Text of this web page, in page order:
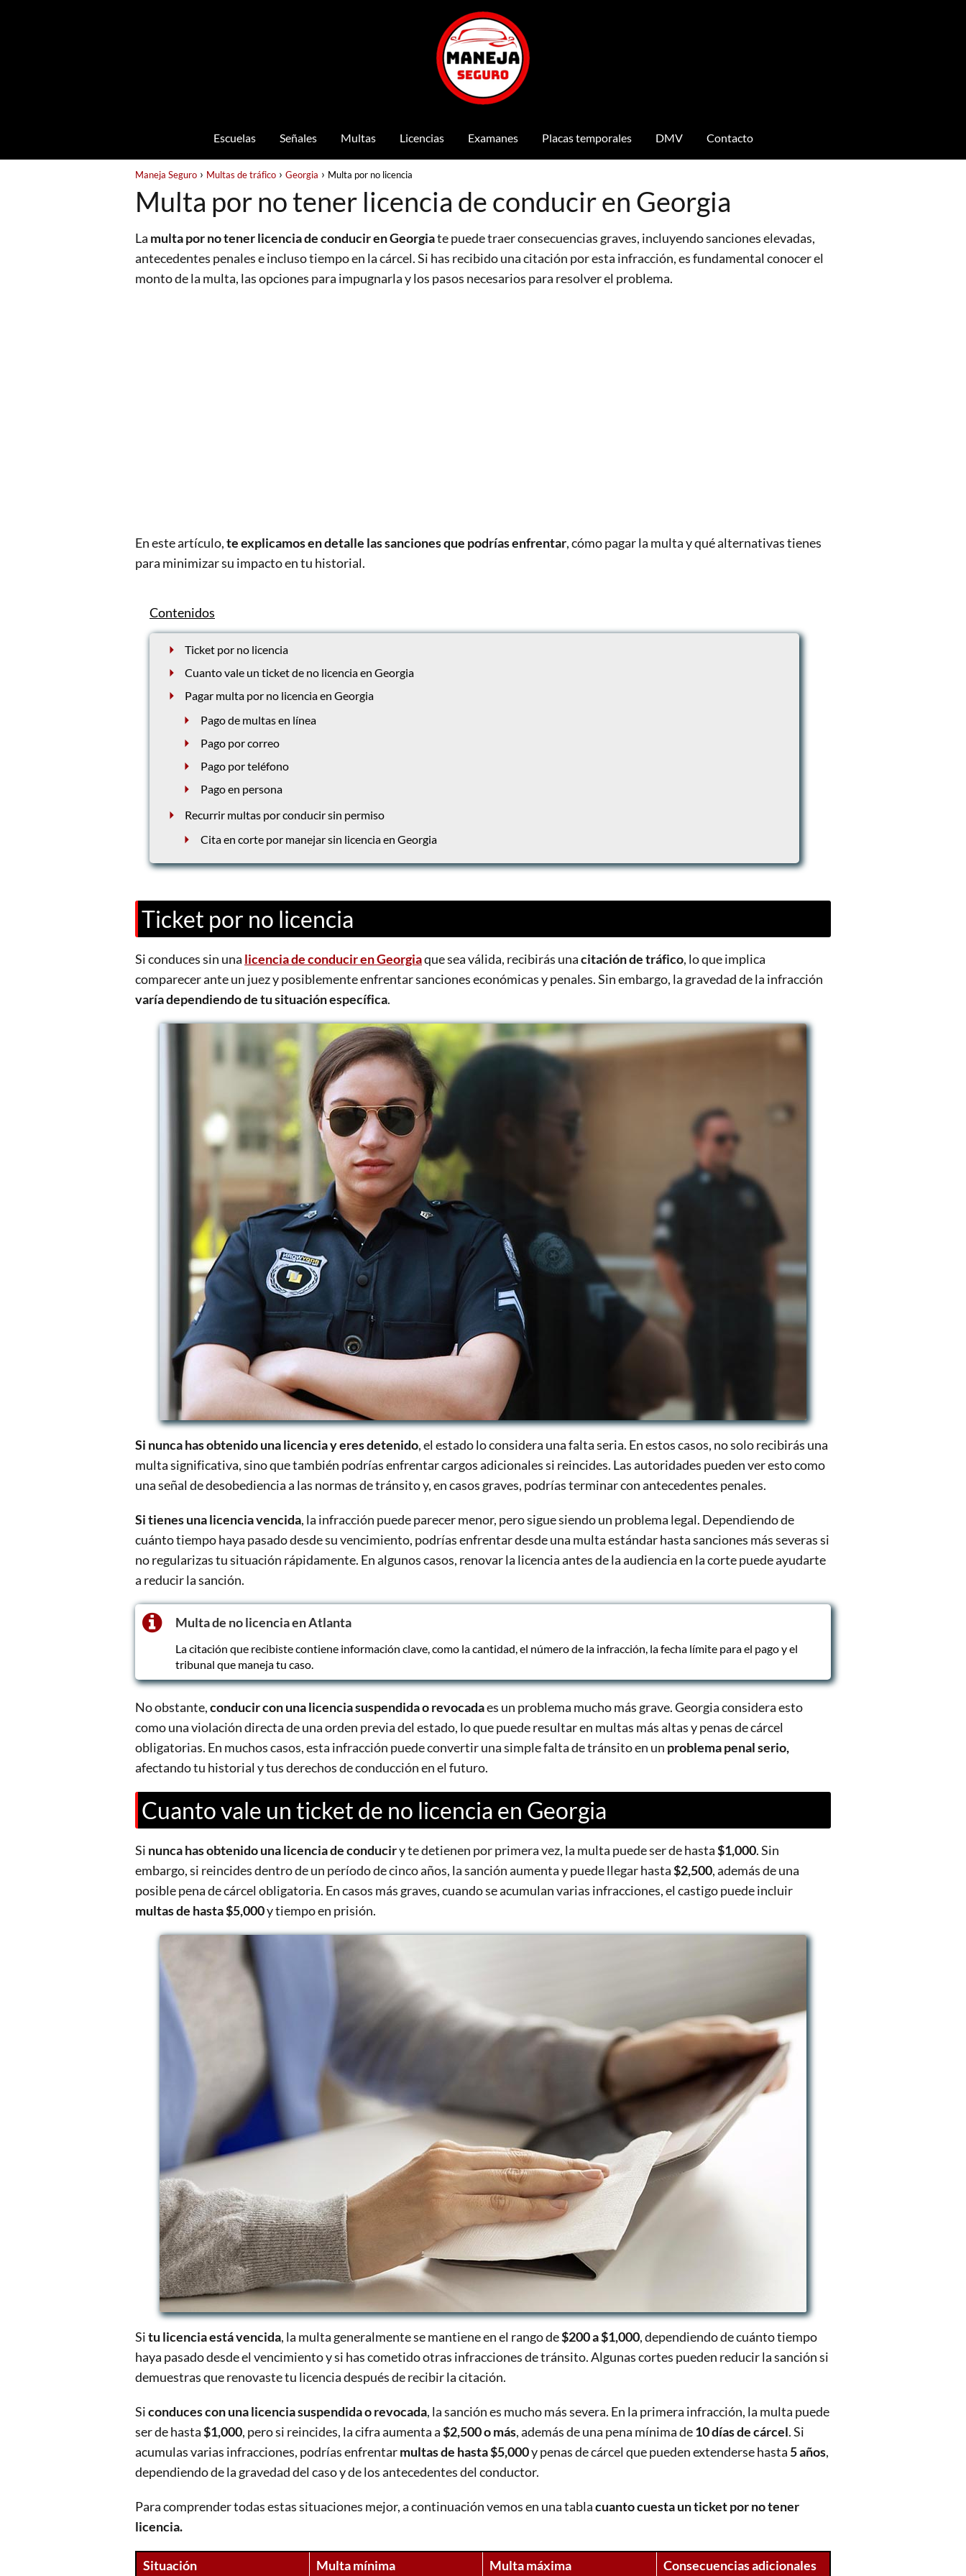
Escuelas Señales Multas Licencias Examanes Placas temporales DMV Contacto
Maneja Seguro Multas de tráfico Georgia Multa por no licencia
Multa por no tener licencia de conducir en Georgia
La multa por no tener licencia de conducir en Georgiate puede traer consecuencias graves, incluyendo sanciones elevadas,
antecedentes penales e incluso tiempo en la cárcel. Si has recibido una citación por esta infracción, es fundamental conocer el
monto de la multa, las opciones para impugnarla y los pasos necesarios para resolver el problema.
En este artículo,te explicamos en detalle las sanciones que podrías enfrentar, cómo pagar la multa y qué alternativas tienes
para minimizar su impacto en tu historial.
Contenidos
Ticket por no licencia
Cuanto vale un ticket de no licencia en Georgia
Pagar multa por no licencia en Georgia
Pago de multas en línea
Pago por correo
Pago por teléfono
Pago en persona
Recurrir multas por conducir sin permiso
Cita en corte por manejar sin licencia en Georgia
Ticket por no licencia
Si conduces sin una licencia de conducir en Georgiaque sea válida, recibirás unacitación de tráfico, lo que implica
comparecer ante un juez y posiblemente enfrentar sanciones económicas y penales. Sin embargo, la gravedad de la infracción
varía dependiendo de tu situación específica.
Si nunca has obtenido una licencia y eres detenido, el estado lo considera una falta seria. En estos casos, no solo recibirás una
multa significativa, sino que también podrías enfrentar cargos adicionales si reincides. Las autoridades pueden ver esto como
una señal de desobediencia a las normas de tránsito y, en casos graves, podrías terminar con antecedentes penales.
Si tienes una licencia vencida, la infracción puede parecer menor, pero sigue siendo un problema legal. Dependiendo de
cuánto tiempo haya pasado desde su vencimiento, podrías enfrentar desde una multa estándar hasta sanciones más severas si
no regularizas tu situación rápidamente. En algunos casos, renovar la licencia antes de la audiencia en la corte puede ayudarte
a reducir la sanción.
Multa de no licencia en Atlanta
La citación que recibiste contiene información clave, como la cantidad, el número de la infracción, la fecha límite para el pago y el
tribunal que maneja tu caso.
No obstante,conducir con una licencia suspendida o revocadaes un problema mucho más grave. Georgia considera esto
como una violación directa de una orden previa del estado, lo que puede resultar en multas más altas y penas de cárcel
obligatorias. En muchos casos, esta infracción puede convertir una simple falta de tránsito en un problema penal serio,
afectando tu historial y tus derechos de conducción en el futuro.
Cuanto vale un ticket de no licencia en Georgia
Si nunca has obtenido una licencia de conduciry te detienen por primera vez, la multa puede ser de hasta$1,000. Sin
embargo, si reincides dentro de un período de cinco años, la sanción aumenta y puede llegar hasta$2,500, además de una
posible pena de cárcel obligatoria. En casos más graves, cuando se acumulan varias infracciones, el castigo puede incluir
multas de hasta $5,000y tiempo en prisión.
Situ licencia está vencida, la multa generalmente se mantiene en el rango de$200 a $1,000, dependiendo de cuánto tiempo
haya pasado desde el vencimiento y si has cometido otras infracciones de tránsito. Algunas cortes pueden reducir la sanción si
demuestras que renovaste tu licencia después de recibir la citación.
Siconduces con una licencia suspendida o revocada, la sanción es mucho más severa. En la primera infracción, la multa puede
ser de hasta$1,000, pero si reincides, la cifra aumenta a$2,500 o más, además de una pena mínima de10 días de cárcel. Si
acumulas varias infracciones, podrías enfrentarmultas de hasta $5,000y penas de cárcel que pueden extenderse hasta 5 años,
dependiendo de la gravedad del caso y de los antecedentes del conductor.
Para comprender todas estas situaciones mejor, a continuación vemos en una tablacuanto cuesta un ticket por no tener
licencia.
Situación Multa mínima Multa máxima Consecuencias adicionales